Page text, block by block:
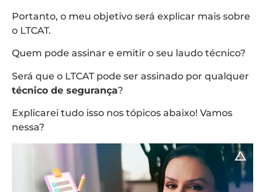
Portanto, o meu objetivo será explicar mais sobre
o LTCAT.
Quem pode assinar e emitir o seu laudo técnico?
Será que o LTCAT pode ser assinado por qualquer
técnico de segurança?
Explicarei tudo isso nos tópicos abaixo! Vamos
nessa?